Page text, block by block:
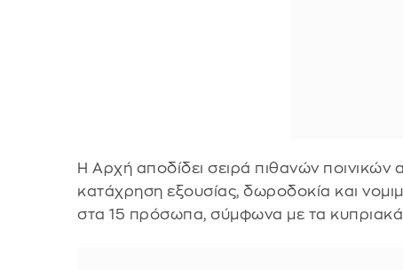
Η Αρχή αποδίδει σειρά πιθανών
κατάχρηση εξουσίας, δωροδοκία και
στα 15 πρόσωπα, σύμφωνα με τα